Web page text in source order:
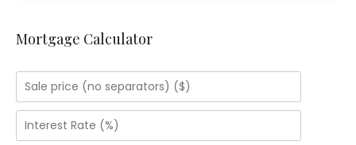
Mortgage Calculator